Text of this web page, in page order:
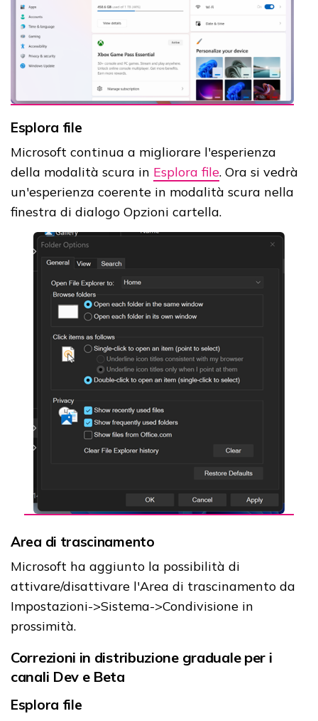
Esplora file
Microsoft continua a migliorare l'esperienza
della modalità scura in Esplora file. Ora si vedrà
un'esperienza coerente in modalità scura nella
finestra di dialogo Opzioni cartella.
Area di trascinamento
Microsoft ha aggiunto la possibilità di
attivare/disattivare l'Area di trascinamento da
Impostazioni->Sistema->Condivisione in
prossimità.
Correzioni in distribuzione graduale per i
canali Dev e Beta
Esplora file